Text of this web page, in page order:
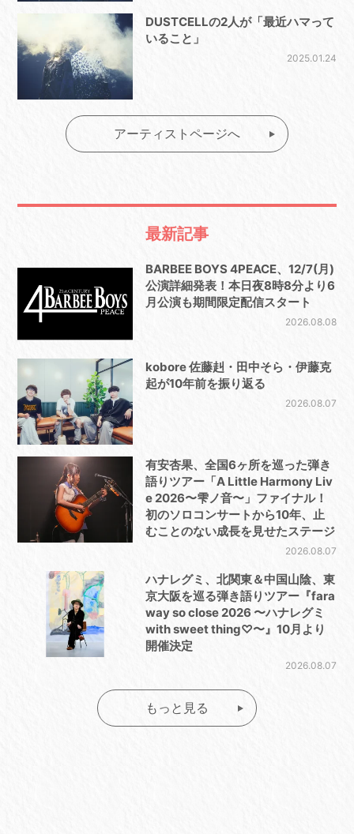
DUSTCELLの2人が「最近ハマって
いること」
2025.01.24
アーティストページへ
最新記事
BARBEE BOYS 4PEACE、12/7(月)
公演詳細発表！本日夜8時8分より6
月公演も期間限定配信スタート
2026.08.08
kobore 佐藤赳・田中そら・伊藤克
起が10年前を振り返る
2026.08.07
有安杏果、全国6ヶ所を巡った弾き
語りツアー「A Little Harmony Liv
e 2026〜雫ノ音〜」ファイナル！
初のソロコンサートから10年、止
むことのない成長を見せたステージ
2026.08.07
ハナレグミ、北関東＆中国山陰、東
京大阪を巡る弾き語りツアー『fara
way so close 2026 〜ハナレグミ
with sweet thing♡〜』10月より
開催決定
2026.08.07
もっと見る